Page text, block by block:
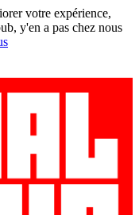
votre expérience,
y'en a pas chez nous